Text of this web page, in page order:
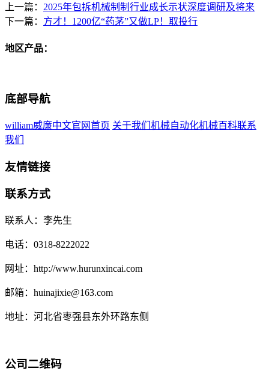
上一篇： 2025年包拆机械制制行业成长示状深度调研及将来
下一篇： 方才！1200亿“药茅”又做LP！取投行
地区产品：
底部导航
william威廉中文官网首页 关于我们 机械自动化机械百科联系
我们
友情链接
联系方式
联系人：李先生
电话：0318-8222022
网址：http://www.hurunxincai.com
邮箱：huinajixie@163.com
地址：河北省枣强县东外环路东侧
公司二维码